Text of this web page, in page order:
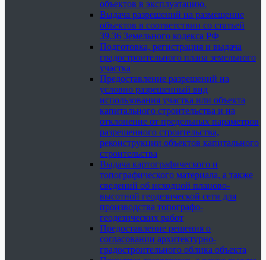
объектов в эксплуатацию.
Выдача разрешений на размещение
объектов в соответствии со статьей
39.36 Земельного кодекса РФ
Подготовка, регистрация и выдача
градостроительного плана земельного
участка
Предоставление разрешений на
условно разрешенный вид
использования участка или объекта
капитального строительства и на
отклонение от предельных параметров
разрешенного строительства,
реконструкции объектов капитального
строительства
Выдача картографического и
топографического материала, а также
сведений об исходной планово-
высотной геодезической сети для
производства топографо-
геодезических работ
Предоставление решения о
согласовании архитектурно-
градостроительного облика объекта